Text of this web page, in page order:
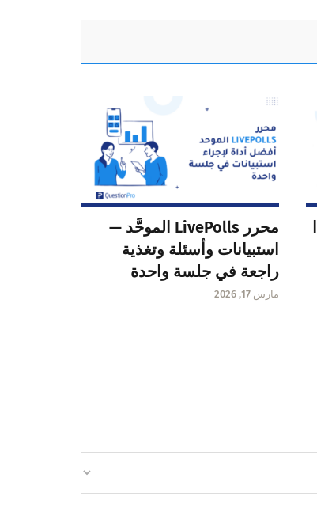
محرر LivePolls الموحَّد —
استبيانات وأسئلة وتغذية
راجعة في جلسة واحدة
مارس 17, 2026